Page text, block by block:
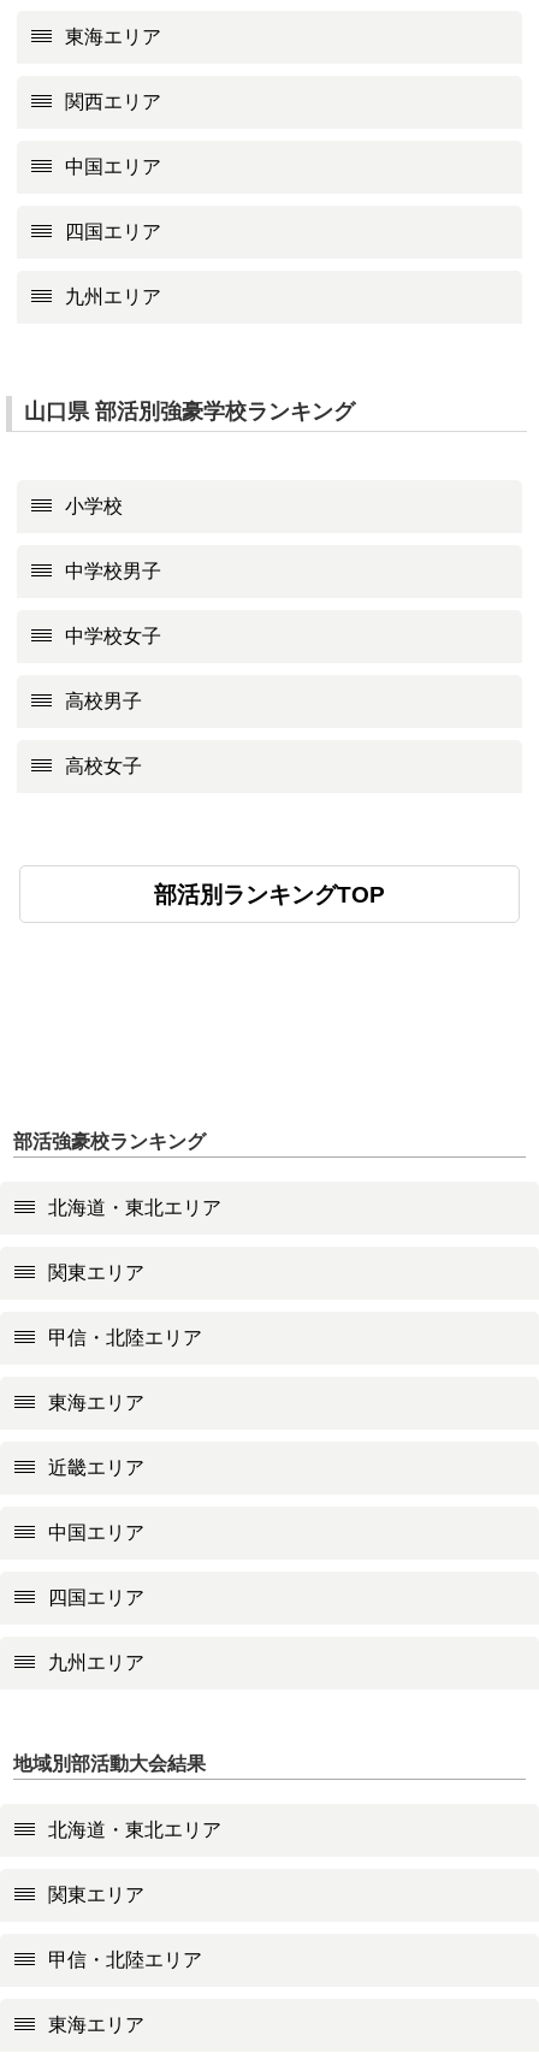
東海エリア
関西エリア
中国エリア
四国エリア
九州エリア
山口県 部活別強豪学校ランキング
小学校
中学校男子
中学校女子
高校男子
高校女子
部活別ランキングTOP
部活強豪校ランキング
北海道・東北エリア
関東エリア
甲信・北陸エリア
東海エリア
近畿エリア
中国エリア
四国エリア
九州エリア
地域別部活動大会結果
北海道・東北エリア
関東エリア
甲信・北陸エリア
東海エリア